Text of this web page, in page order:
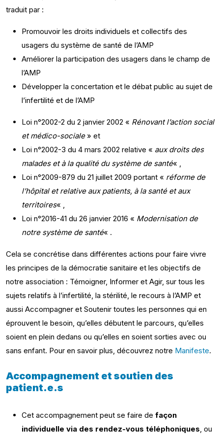
traduit par :
Promouvoir les droits individuels et collectifs des
usagers du système de santé de l’AMP
Améliorer la participation des usagers dans le champ de
l’AMP
Développer la concertation et le débat public au sujet de
l’infertilité et de l’AMP
Loi n°2002-2 du 2 janvier 2002 « Rénovant l’action social
et médico-sociale» et
Loi n°2002-3 du 4 mars 2002 relative « aux droits des
malades et à la qualité du système de santé« ,
Loi n°2009-879 du 21 juillet 2009 portant « réforme de
l’hôpital et relative aux patients, à la santé et aux
territoires« ,
Loi n°2016-41 du 26 janvier 2016 « Modernisation de
notre système de santé« .
Cela se concrétise dans différentes actions pour faire vivre
les principes de la démocratie sanitaire et les objectifs de
notre association : Témoigner, Informer et Agir, sur tous les
sujets relatifs à l’infertilité, la stérilité, le recours à l’AMP et
aussi Accompagner et Soutenir toutes les personnes qui en
éprouvent le besoin, qu’elles débutent le parcours, qu’elles
soient en plein dedans ou qu’elles en soient sorties avec ou
sans enfant. Pour en savoir plus, découvrez notre Manifeste.
Accompagnement et soutien des
patient.e.s
Cet accompagnement peut se faire de façon
individuelle via des rendez-vous téléphoniques, ou